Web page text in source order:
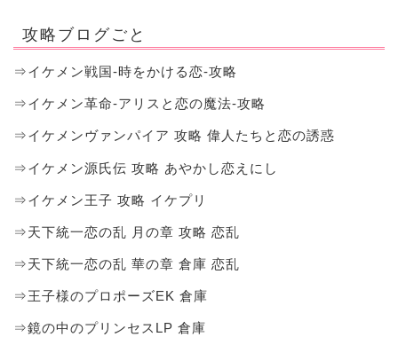
攻略ブログごと
⇒イケメン戦国-時をかける恋-攻略
⇒イケメン革命-アリスと恋の魔法-攻略
⇒イケメンヴァンパイア 攻略 偉人たちと恋の誘惑
⇒イケメン源氏伝 攻略 あやかし恋えにし
⇒イケメン王子 攻略 イケプリ
⇒天下統一恋の乱 月の章 攻略 恋乱
⇒天下統一恋の乱 華の章 倉庫 恋乱
⇒王子様のプロポーズEK 倉庫
⇒鏡の中のプリンセスLP 倉庫